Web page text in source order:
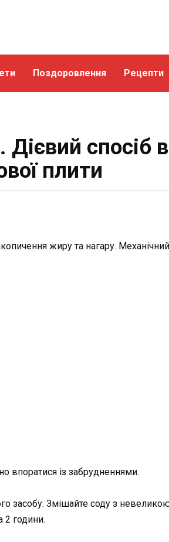
Поздоровлення Рецепти
спосіб
плити
жиру та нагару. Механічний
впоратися із забрудненнями.
засобу. Змішайте соду з
2 години.